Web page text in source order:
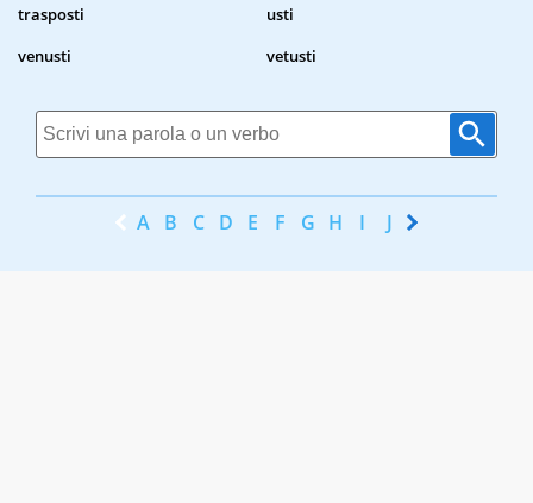
trasposti
usti
venusti
vetusti
A B C D E F G H I J K